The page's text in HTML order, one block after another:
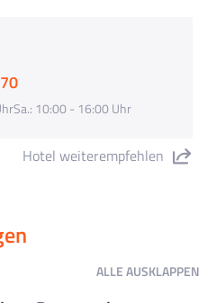
10:00 - 16:00 Uhr
Hotel weiterempfehlen
ALLEAUSKLAPPEN